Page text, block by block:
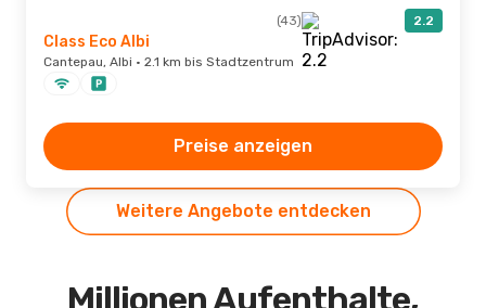
(43) 2.2
Class Eco Albi
Cantepau, Albi · 2.1 km bis Stadtzentrum
Preise anzeigen
Weitere Angebote entdecken
Millionen Aufenthalte,